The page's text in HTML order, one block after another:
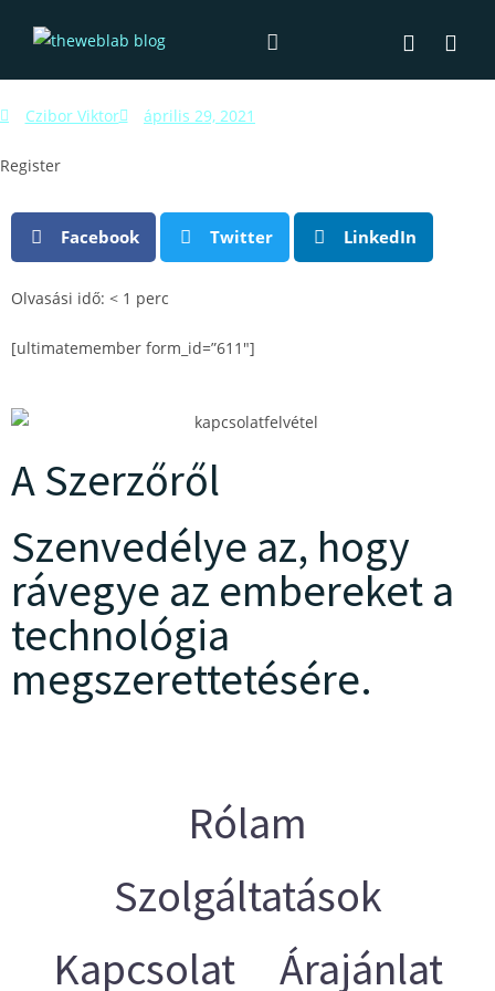
Czibor Viktor április 29, 2021
Register
Facebook Twitter LinkedIn
Olvasási idő: < 1 perc
[ultimatemember form_id=”611″]
A Szerzőről
Szenvedélye az, hogy
rávegye az embereket a
technológia
megszerettetésére.
Rólam
Szolgáltatások
Kapcsolat
Árajánlat